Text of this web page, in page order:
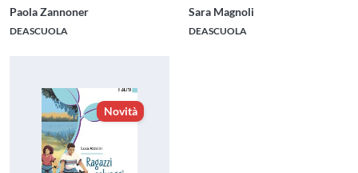
Paola Zannoner
DEASCUOLA
Sara Magnoli
DEASCUOLA
Novità